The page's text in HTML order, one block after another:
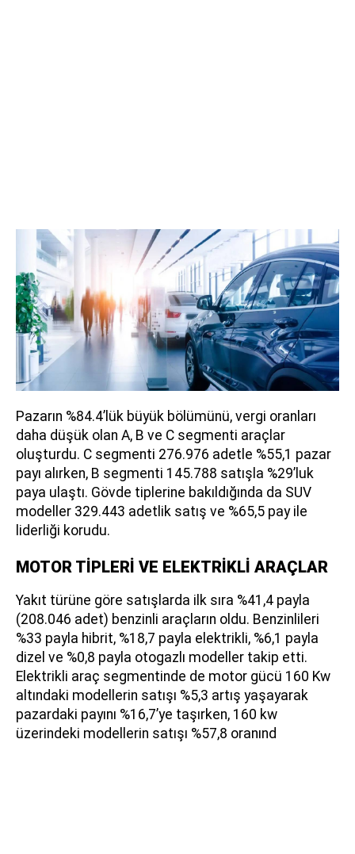
Pazarın %84.4’lük büyük bölümünü, vergi oranları
daha düşük olan A, B ve C segmenti araçlar
oluşturdu. C segmenti 276.976 adetle %55,1 pazar
payı alırken, B segmenti 145.788 satışla %29’luk
paya ulaştı. Gövde tiplerine bakıldığında da SUV
modeller 329.443 adetlik satış ve %65,5 pay ile
liderliği korudu.
MOTOR TİPLERİ VE ELEKTRİKLİ ARAÇLAR
Yakıt türüne göre satışlarda ilk sıra %41,4 payla
(208.046 adet) benzinli araçların oldu. Benzinlileri
%33 payla hibrit, %18,7 payla elektrikli, %6,1 payla
dizel ve %0,8 payla otogazlı modeller takip etti.
Elektrikli araç segmentinde de motor gücü 160 Kw
altındaki modellerin satışı %5,3 artış yaşayarak
pazardaki payını %16,7’ye taşırken, 160 kw
üzerindeki modellerin satışı %57,8 oranınd